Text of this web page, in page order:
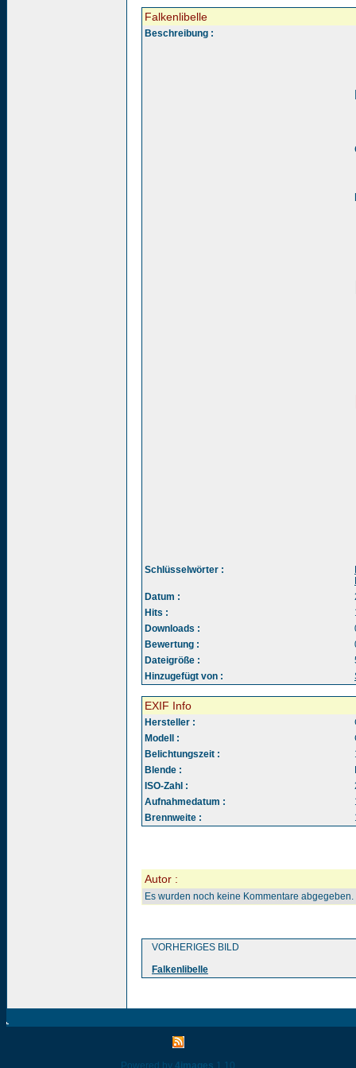
Falkenlibelle
Beschreibung :
Schlüsselwörter :
Datum :
Hits :
Downloads :
Bewertung :
Dateigröße :
Hinzugefügt von :
EXIF Info
Hersteller :
Modell :
Belichtungszeit :
Blende :
ISO-Zahl :
Aufnahmedatum :
Brennweite :
Autor :
Es wurden noch keine Kommentare abgegeben.
VORHERIGES BILD
Falkenlibelle
Powered by 4images 1.10